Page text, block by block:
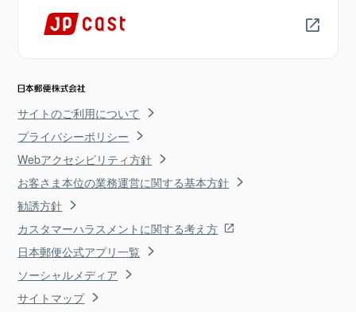
サイトのご利用について
プライバシーポリシー
Webアクセシビリティ方針
お客さま本位の業務運営に関する基本方針
勧誘方針
カスタマーハラスメントに関する考え方
日本郵便公式アプリ一覧
ソーシャルメディア
サイトマップ